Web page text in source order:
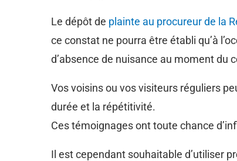
Le dépôt de plainte au procureur de la
ce constat ne pourra être établi qu’à
d’absence de nuisance au moment du
Vos voisins ou vos visiteurs réguliers
durée et la répétitivité.
Ces témoignages ont toute chance
Il est cependant souhaitable d’utiliser